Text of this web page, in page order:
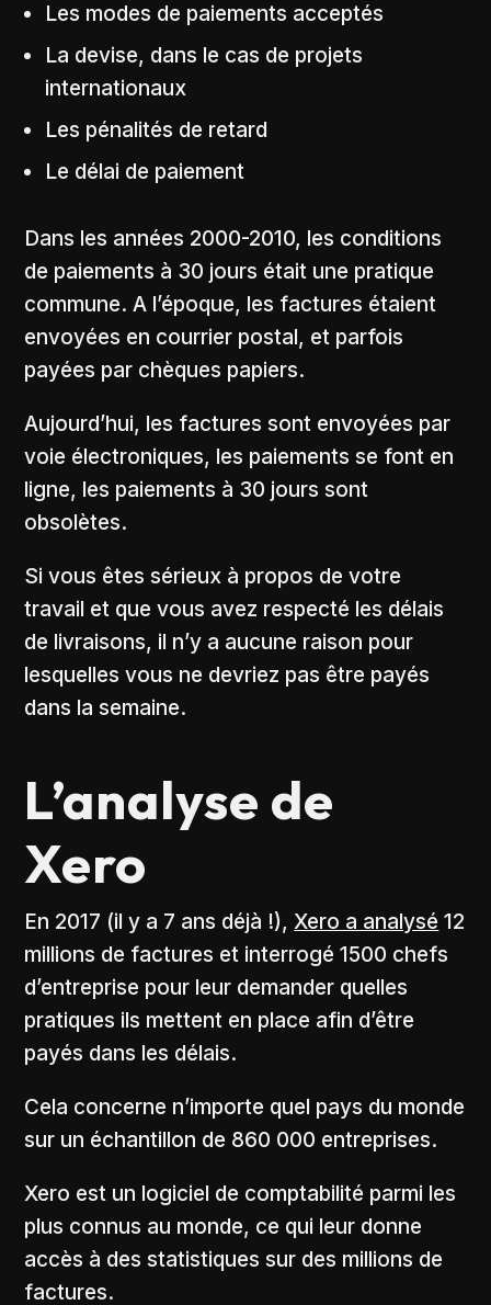
Les modes de paiements acceptés
La devise, dans le cas de projets
internationaux
Les pénalités de retard
Le délai de paiement
Dans les années 2000-2010, les conditions
de paiements à 30 jours était une pratique
commune. A l’époque, les factures étaient
envoyées en courrier postal, et parfois
payées par chèques papiers.
Aujourd’hui, les factures sont envoyées par
voie électroniques, les paiements se font en
ligne, les paiements à 30 jours sont
obsolètes.
Si vous êtes sérieux à propos de votre
travail et que vous avez respecté les délais
de livraisons, il n’y a aucune raison pour
lesquelles vous ne devriez pas être payés
dans la semaine.
L’analyse de
Xero
En 2017 (il y a 7 ans déjà !),Xero a analysé 12
millions de factures et interrogé 1500 chefs
d’entreprise pour leur demander quelles
pratiques ils mettent en place afin d’être
payés dans les délais.
Cela concerne n’importe quel pays du monde
sur un échantillon de 860 000 entreprises.
Xero est un logiciel de comptabilité parmi les
plus connus au monde, ce qui leur donne
accès à des statistiques sur des millions de
factures.